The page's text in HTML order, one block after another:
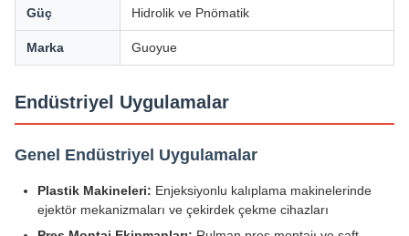
Güç Hidrolik ve Pnömatik
Marka Guoyue
Endüstriyel Uygulamalar
Genel Endüstriyel Uygulamalar
Plastik Makineleri: Enjeksiyonlu kalıplama makinelerinde
ejektör mekanizmaları ve çekirdek çekme cihazları